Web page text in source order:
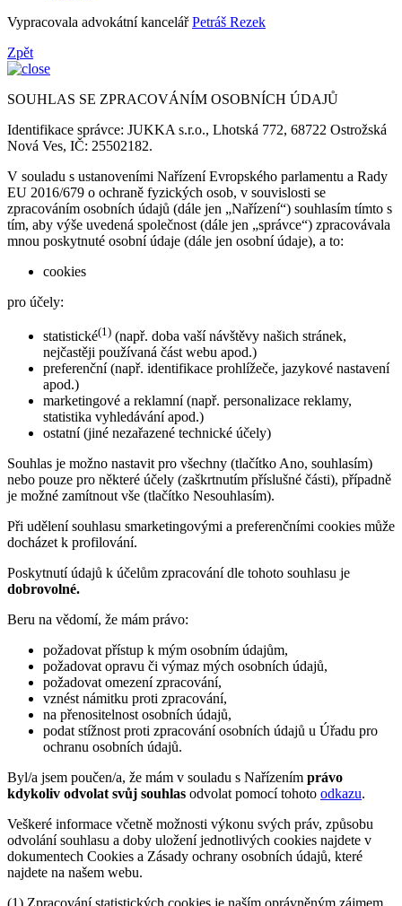
Vypracovala advokátní kancelářPetráš Rezek
Zpět
SOUHLAS SE ZPRACOVÁNÍM OSOBNÍCH ÚDAJŮ
Identifikace správce: JUKKA s.r.o., Lhotská 772, 68722 Ostrožská
Nová Ves, IČ: 25502182.
V souladu s ustanoveními Nařízení Evropského parlamentu a Rady
EU 2016/679 o ochraně fyzických osob, v souvislosti se
zpracováním osobních údajů (dále jen „Nařízení“) souhlasím tímto s
tím, aby výše uvedená společnost (dále jen „správce“) zpracovávala
mnou poskytnuté osobní údaje (dále jen osobní údaje), a to:
cookies
pro účely:
statistické(1) (např. doba vaší návštěvy našich stránek,
nejčastěji používaná část webu apod.)
preferenční (např. identifikace prohlížeče, jazykové nastavení
apod.)
marketingové a reklamní (např. personalizace reklamy,
statistika vyhledávání apod.)
ostatní (jiné nezařazené technické účely)
Souhlas je možno nastavit pro všechny (tlačítko Ano, souhlasím)
nebo pouze pro některé účely (zaškrtnutím příslušné části), případně
je možné zamítnout vše (tlačítko Nesouhlasím).
Při udělení souhlasu smarketingovými a preferenčními cookies může
docházet k profilování.
Poskytnutí údajů k účelům zpracování dle tohoto souhlasu je
dobrovolné.
Beru na vědomí, že mám právo:
požadovat přístup k mým osobním údajům,
požadovat opravu či výmaz mých osobních údajů,
požadovat omezení zpracování,
vznést námitku proti zpracování,
na přenositelnost osobních údajů,
podat stížnost proti zpracování osobních údajů u Úřadu pro
ochranu osobních údajů.
Byl/a jsem poučen/a, že mám v souladu s Nařízením právo
kdykoliv odvolat svůj souhlas odvolat pomocí tohoto odkazu.
Veškeré informace včetně možnosti výkonu svých práv, způsobu
odvolání souhlasu a doby uložení jednotlivých cookies najdete v
dokumentech Cookies a Zásady ochrany osobních údajů, které
najdete na našem webu.